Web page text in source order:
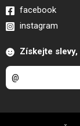
facebook
instagram
Získejte